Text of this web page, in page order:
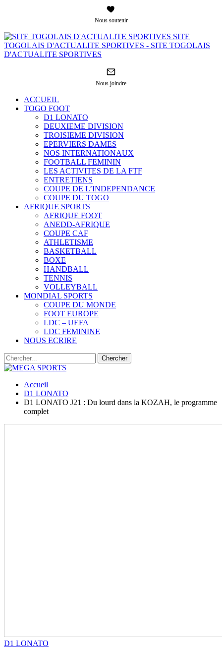
Nous soutenir
SITE
TOGOLAIS D'ACTUALITE SPORTIVES - SITE TOGOLAIS
D'ACTUALITE SPORTIVES
Nous joindre
ACCUEIL
TOGO FOOT
D1 LONATO
DEUXIEME DIVISION
TROISIEME DIVISION
EPERVIERS DAMES
NOS INTERNATIONAUX
FOOTBALL FEMININ
LES ACTIVITES DE LA FTF
ENTRETIENS
COUPE DE L’INDEPENDANCE
COUPE DU TOGO
AFRIQUE SPORTS
AFRIQUE FOOT
ANEDD-AFRIQUE
COUPE CAF
ATHLETISME
BASKETBALL
BOXE
HANDBALL
TENNIS
VOLLEYBALL
MONDIAL SPORTS
COUPE DU MONDE
FOOT EUROPE
LDC – UEFA
LDC FEMININE
NOUS ECRIRE
Accueil
D1 LONATO
D1 LONATO J21 : Du lourd dans la KOZAH, le programme
complet
D1 LONATO